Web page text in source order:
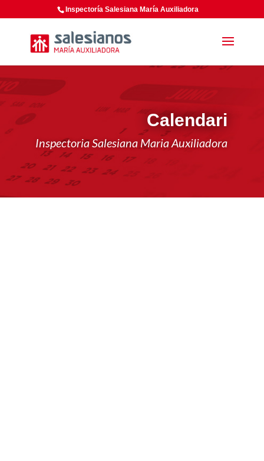
Inspectoría Salesiana María Auxiliadora
Calendari
Inspectoria Salesiana Maria Auxiliadora